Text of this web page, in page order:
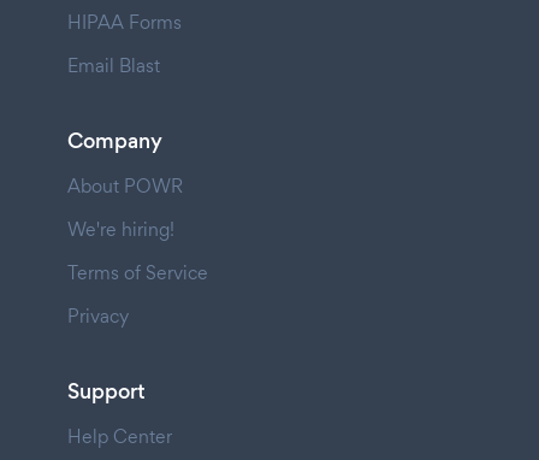
HIPAA Forms
Email Blast
Company
About POWR
We're hiring!
Terms of Service
Privacy
Support
Help Center